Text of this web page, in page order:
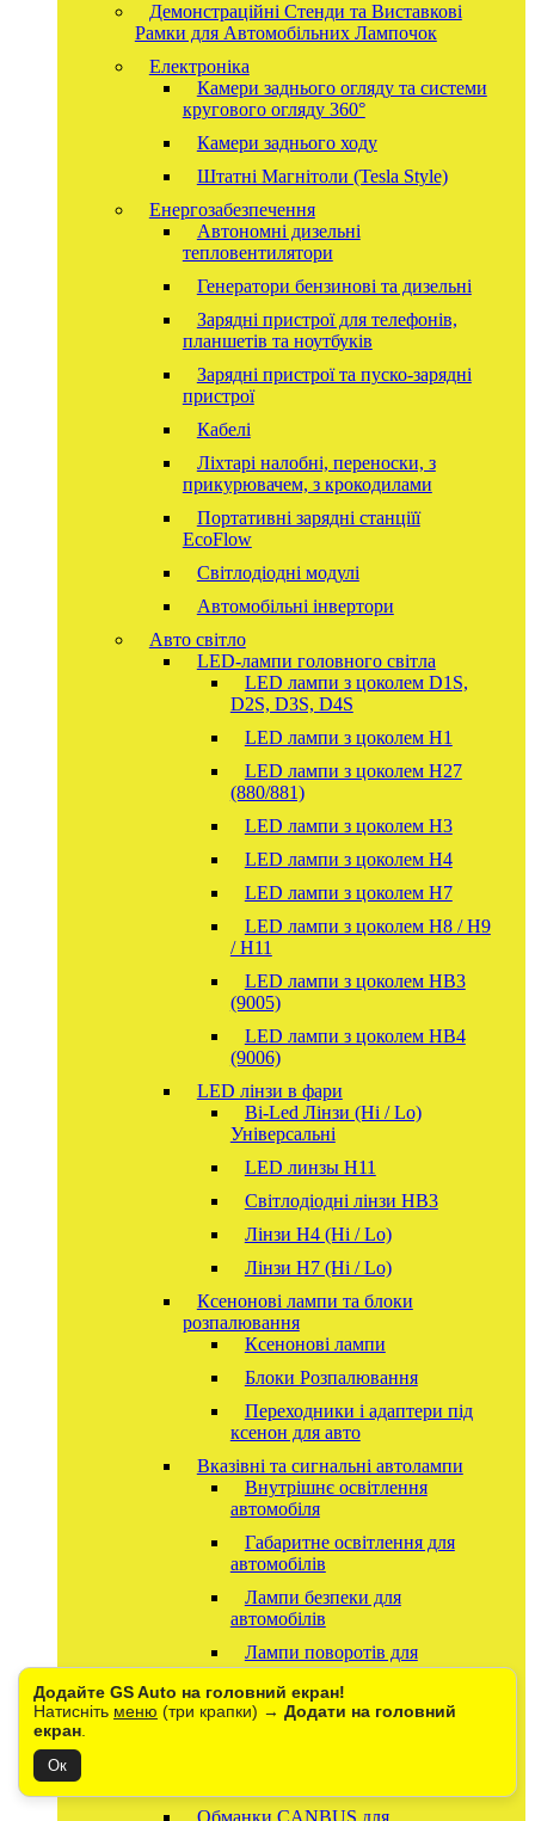
Додайте GS Auto на головний екран!
Натисніть меню (три крапки) → Додати на головний
екран
Ок
Демонстраційні Стенди та Виставкові
Рамки для Автомобільних Лампочок
Електроніка
Камери заднього огляду та системи
кругового огляду 360°
Камери заднього ходу
Штатні Магнітоли (Tesla Style)
Енергозабезпечення
Автономні дизельні
тепловентилятори
Генератори бензинові та дизельні
Зарядні пристрої для телефонів,
планшетів та ноутбуків
Зарядні пристрої та пуско-зарядні
пристрої
Кабелі
Ліхтарі налобні, переноски, з
прикурювачем, з крокодилами
Портативні зарядні станціїї
EcoFlow
Світлодіодні модулі
Автомобільні інвертори
Авто світло
LED-лампи головного світла
LED лампи з цоколем D1S,
D2S, D3S, D4S
LED лампи з цоколем H1
LED лампи з цоколем H27
(880/881)
LED лампи з цоколем H3
LED лампи з цоколем H4
LED лампи з цоколем H7
LED лампи з цоколем H8 / H9
/ H11
LED лампи з цоколем HB3
(9005)
LED лампи з цоколем HB4
(9006)
LED лінзи в фари
Bi-Led Лінзи (Hi / Lo)
Універсальні
LED линзы H11
Світлодіодні лінзи HB3
Лінзи Н4 (Hi / Lo)
Лінзи Н7 (Hi / Lo)
Ксенонові лампи та блоки
розпалювання
Ксенонові лампи
Блоки Розпалювання
Переходники і адаптери під
ксенон для авто
Вказівні та сигнальні автолампи
Внутрішнє освітлення
автомобіля
Габаритне освітлення для
автомобілів
Лампи безпеки для
автомобілів
Лампи поворотів для
автомобілів
Додаткові фари та робоче світло